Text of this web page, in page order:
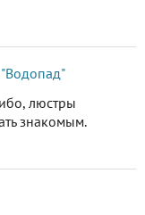
"Водопад"
люстры
знакомым.